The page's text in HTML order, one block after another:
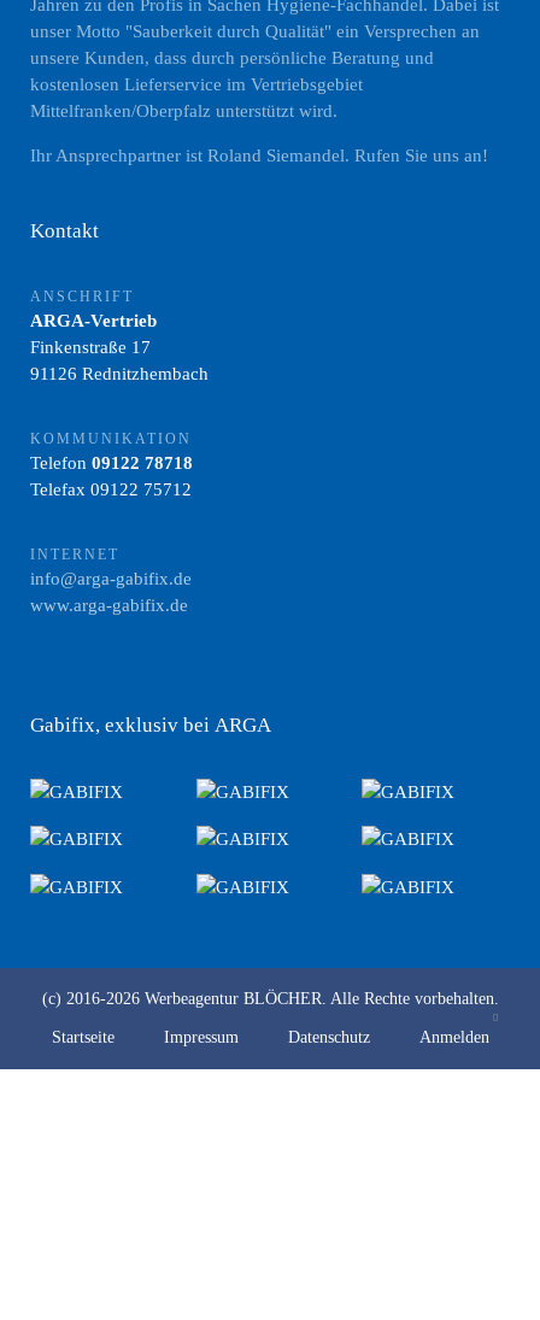
Jahren zu den Profis in Sachen Hygiene-Fachhandel. Dabei ist
unser Motto "Sauberkeit durch Qualität" ein Versprechen an
unsere Kunden, dass durch persönliche Beratung und
kostenlosen Lieferservice im Vertriebsgebiet
Mittelfranken/Oberpfalz unterstützt wird.
Ihr Ansprechpartner ist Roland Siemandel. Rufen Sie uns an!
Kontakt
ANSCHRIFT
ARGA-Vertrieb
Finkenstraße 17
91126 Rednitzhembach
KOMMUNIKATION
Telefon 09122 78718
Telefax 09122 75712
INTERNET
info@arga-gabifix.de
www.arga-gabifix.de
Gabifix, exklusiv bei ARGA
(c) 2016-2026 Werbeagentur BLÖCHER. Alle Rechte vorbehalten.
Startseite Impressum Datenschutz Anmelden